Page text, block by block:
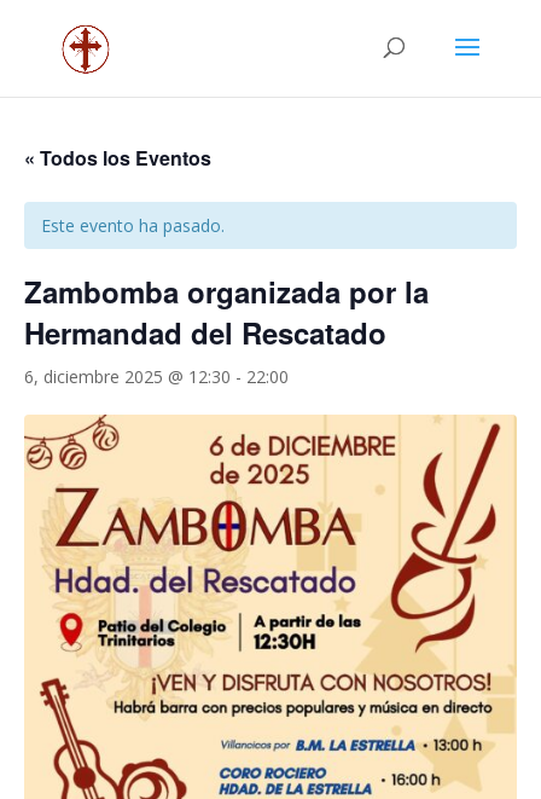
« Todos los Eventos
Este evento ha pasado.
Zambomba organizada por la
Hermandad del Rescatado
6, diciembre 2025 @ 12:30 - 22:00